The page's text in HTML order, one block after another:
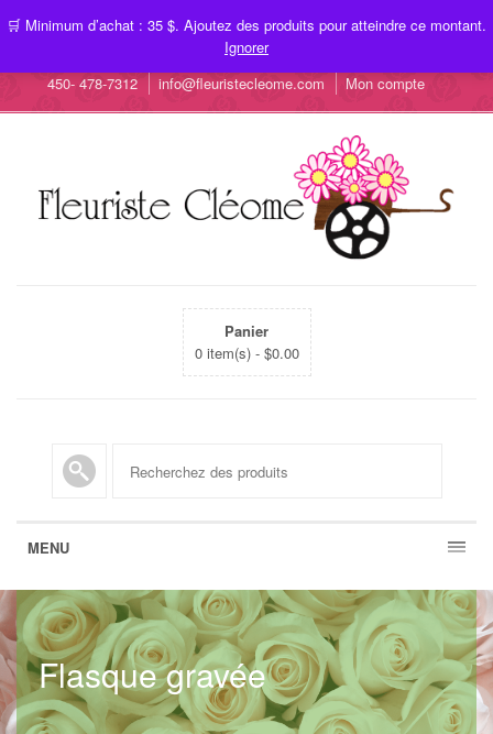
450- 478-7312 info@fleuristecleome.com Mon compte
Panier
0 item(s) - $0.00
MENU
Flasque gravée
🛒 Minimum d’achat : 35 $. Ajoutez des produits pour atteindre ce montant.
Ignorer